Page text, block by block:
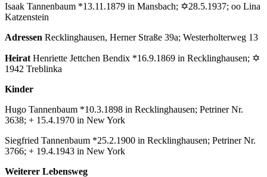
Isaak Tannenbaum *13.11.1879 in Mansbach; ✡28.5.1937; oo Lina
Katzenstein
Adressen Recklinghausen, Herner Straße 39a; Westerholterweg 13
Heirat Henriette Jettchen Bendix *16.9.1869 in Recklinghausen; ✡
1942 Treblinka
Kinder
Hugo Tannenbaum *10.3.1898 in Recklinghausen; Petriner Nr.
3638; + 15.4.1970 in New York
Siegfried Tannenbaum *25.2.1900 in Recklinghausen; Petriner Nr.
3766; + 19.4.1943 in New York
Weiterer Lebensweg